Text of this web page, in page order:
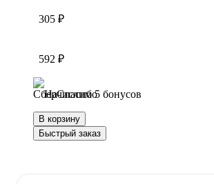
305 ₽
592 ₽
Начислим 5 бонусов
В корзину
Быстрый заказ